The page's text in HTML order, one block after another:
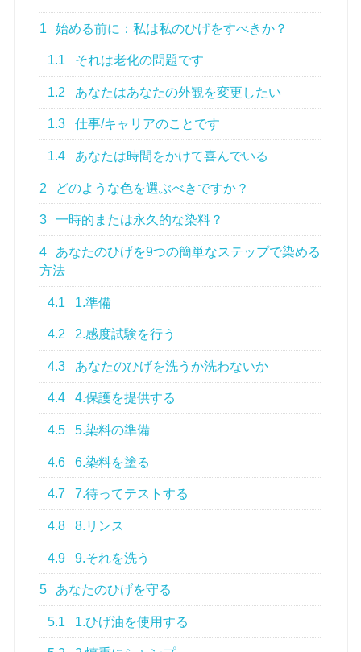
1 始める前に：私は私のひげをすべきか？
1.1 それは老化の問題です
1.2 あなたはあなたの外観を変更したい
1.3 仕事/キャリアのことです
1.4 あなたは時間をかけて喜んでいる
2 どのような色を選ぶべきですか？
3 一時的または永久的な染料？
4
あなたのひげを9つの簡単なステップで染める
方法
4.1 1.準備
4.2 2.感度試験を行う
4.3 あなたのひげを洗うか洗わないか
4.4 4.保護を提供する
4.5 5.染料の準備
4.6 6.染料を塗る
4.7 7.待ってテストする
4.8 8.リンス
4.9 9.それを洗う
5 あなたのひげを守る
5.1 1.ひげ油を使用する